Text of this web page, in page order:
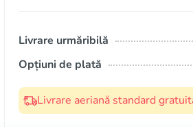
Livrare urmăribilă
Opțiuni de plată
Livrare aeriană standard